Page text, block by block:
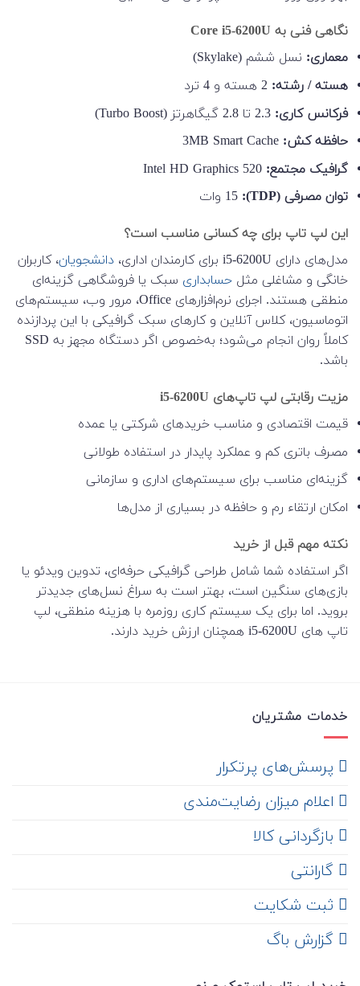
نگاهی فنی به Core i5-6200U
معماری: نسل ششم (Skylake)
هسته / رشته:
فرکانس کاری:
حافظه کش:
گرافیک مجتمع:
توان مصرفی (TDP):
این لپ تاپ برای چه کسانی مناسب است؟
مدل‌های دارای i5-6200U برای کارمندان اداری،
دانشجویان، کاربران
خانگی و مشاغلی مثل حسابداری سبک یا فروشگاهی گزینه‌ای
منطقی هستند. اجرای نرم‌افزارهای Office، مرور وب، سیستم‌های
اتوماسیون، کلاس آنلاین و کارهای سبک گرافیکی با این پردازنده
کاملاً روان انجام می‌شود؛ به‌خصوص اگر دستگاه مجهز به SSD
باشد.
مزیت رقابتی لپ تاپ‌های i5-6200U
قیمت اقتصادی و مناسب خریدهای شرکتی یا عمده
مصرف باتری کم و عملکرد پایدار در استفاده طولانی
گزینه‌ای مناسب برای سیستم‌های اداری و سازمانی
امکان ارتقاء رم و حافظه در بسیاری از مدل‌ها
نکته مهم قبل از خرید
اگر استفاده شما شامل طراحی گرافیکی حرفه‌ای، تدوین ویدئو یا
بازی‌های سنگین است، بهتر است به سراغ نسل‌های جدیدتر
بروید. اما برای یک سیستم کاری روزمره با هزینه منطقی، لپ
تاپ های i5-6200U همچنان ارزش خرید دارند.
خدمات مشتریان
‌ پرسش‌های پرتکرار
اعلام میزان رضایت‌مندی
‌ بازگردانی کالا
گارانتی
ثبت شکایت
‌ گزارش باگ